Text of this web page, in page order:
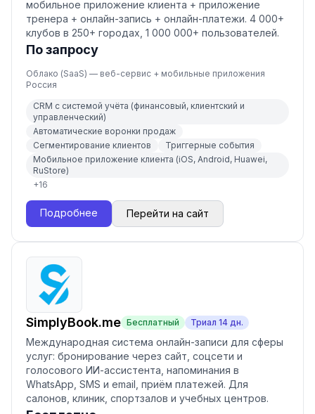
мобильное приложение клиента + приложение
тренера + онлайн-запись + онлайн-платежи. 4 000+
клубов в 250+ городах, 1 000 000+ пользователей.
По запросу
Облако (SaaS) — веб-сервис + мобильные приложения
Россия
CRM с системой учёта (финансовый, клиентский и
управленческий)
Автоматические воронки продаж
Сегментирование клиентов
Триггерные события
Мобильное приложение клиента (iOS, Android, Huawei,
RuStore)
+16
Подробнее Перейти на сайт
SimplyBook.me Бесплатный Триал 14 дн.
Международная система онлайн-записи для сферы
услуг: бронирование через сайт, соцсети и
голосового ИИ-ассистента, напоминания в
WhatsApp, SMS и email, приём платежей. Для
салонов, клиник, спортзалов и учебных центров.